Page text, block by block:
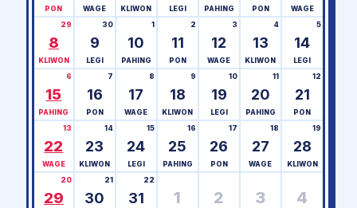
PON WAGE KLIWON LEGI PAHING PON WAGE
8
29
KLIWON
9
30
LEGI
10
1
PAHING
11
2
PON
12
3
WAGE
13
4
KLIWON
14
5
LEGI
15
6
PAHING
16
7
PON
17
8
WAGE
18
9
KLIWON
19
10
LEGI
20
11
PAHING
21
12
PON
22
13
WAGE
23
14
KLIWON
24
15
LEGI
25
16
PAHING
26
17
PON
27
18
WAGE
28
19
KLIWON
29
20
30
21
31
22
1 2 3 4